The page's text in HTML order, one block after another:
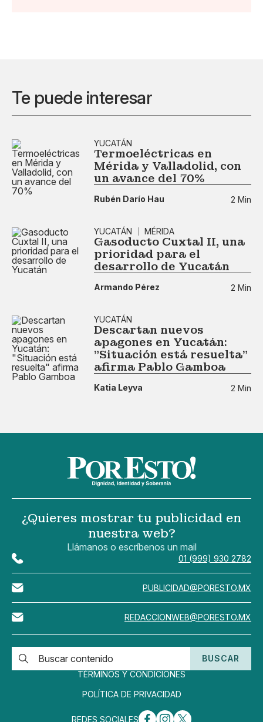
Te puede interesar
YUCATÁN
Termoeléctricas en
Mérida y Valladolid, con
un avance del 70%
Rubén Darío Hau 2 Min
YUCATÁN MÉRIDA
Gasoducto Cuxtal II, una
prioridad para el
desarrollo de Yucatán
Armando Pérez 2 Min
YUCATÁN
Descartan nuevos
apagones en Yucatán:
"Situación está resuelta"
afirma Pablo Gamboa
Katia Leyva 2 Min
¿Quieres mostrar tu publicidad en
nuestra web?
Llámanos o escríbenos un mail
01 (999) 930 2782
PUBLICIDAD@PORESTO.MX
REDACCIONWEB@PORESTO.MX
BUSCAR
TÉRMINOS Y CONDICIONES
POLÍTICA DE PRIVACIDAD
REDES SOCIALES